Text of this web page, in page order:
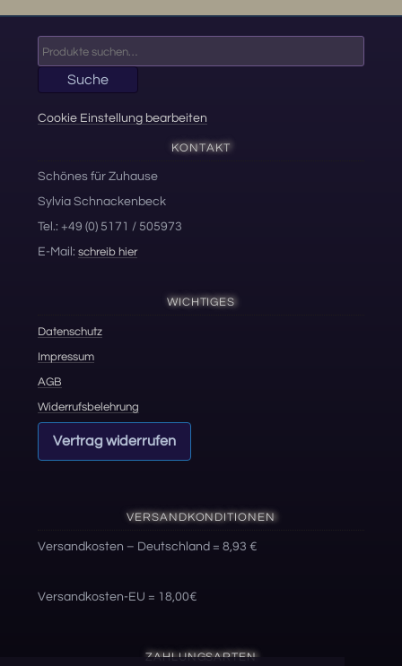
nach:
Suche
Cookie Einstellung bearbeiten
KONTAKT
Schönes für Zuhause
Sylvia Schnackenbeck
Tel.: +49 (0) 5171 / 505973
E-Mail:schreib hier
WICHTIGES
Datenschutz
Impressum
AGB
Widerrufsbelehrung
Vertrag widerrufen
VERSANDKONDITIONEN
Versandkosten – Deutschland = 8,93 €
Versandkosten-EU = 18,00€
ZAHLUNGSARTEN